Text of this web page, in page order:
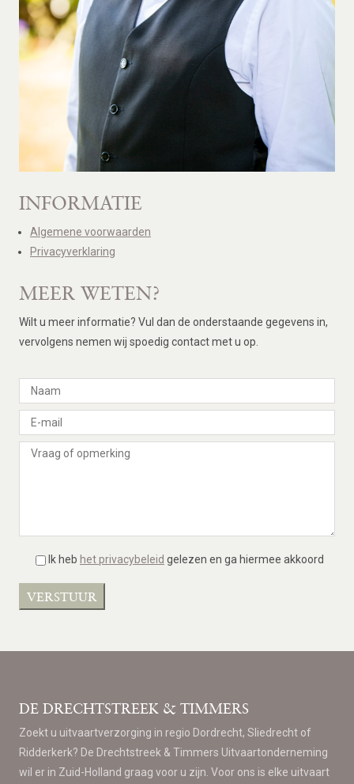
INFORMATIE
Algemene voorwaarden
Privacyverklaring
MEER WETEN?
Wilt u meer informatie? Vul dan de onderstaande gegevens in,
vervolgens nemen wij spoedig contact met u op.
Ik heb het privacybeleid gelezen en ga hiermee akkoord
DE DRECHTSTREEK & TIMMERS
Zoekt u uitvaartverzorging in regio Dordrecht, Sliedrecht of
Ridderkerk? De Drechtstreek & Timmers Uitvaartonderneming
wil er in Zuid-Holland graag voor u zijn. Voor ons is elke uitvaart